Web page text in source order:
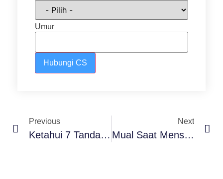
Umur
Hubungi CS
Previous
Ketahui 7 Tanda Warna Darah Menstruasi Yang Normal Dan Tidak
Next
Mual Saat Menstruasi, Apakah Normal?